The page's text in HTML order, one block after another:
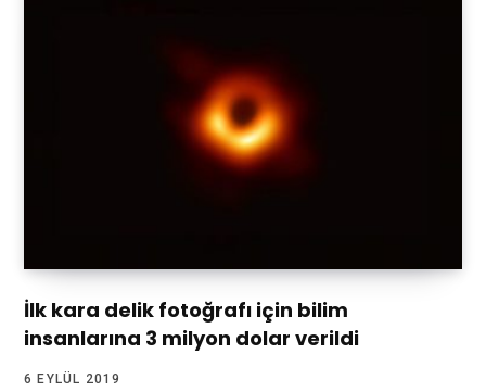
İlk kara delik fotoğrafı için bilim
insanlarına 3 milyon dolar verildi
6 EYLÜL 2019